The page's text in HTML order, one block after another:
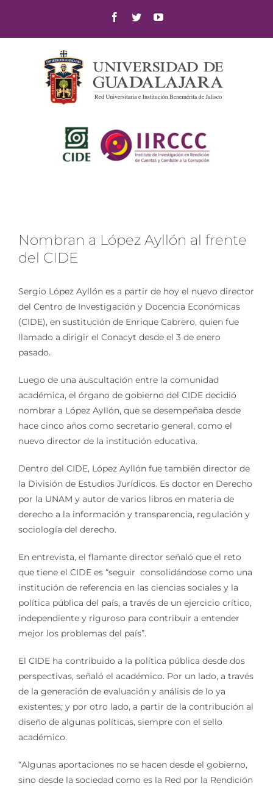
content
Facebook
TwitterYouTube
Nombran a López Ayllón al frente
del CIDE
Sergio López Ayllón es a partir de hoy el nuevo director
del Centro de Investigación y Docencia Económicas
(CIDE), en sustitución de Enrique Cabrero, quien fue
llamado a dirigir el Conacyt desde el 3 de enero
pasado.
Luego de una auscultación entre la comunidad
académica, el órgano de gobierno del CIDE decidió
nombrar a López Ayllón, que se desempeñaba desde
hace cinco años como secretario general, como el
nuevo director de la institución educativa.
Dentro del CIDE, López Ayllón fue también director de
la División de Estudios Jurídicos. Es doctor en Derecho
por la UNAM y autor de varios libros en materia de
derecho a la información y transparencia, regulación y
sociología del derecho.
En entrevista, el flamante director señaló que el reto
que tiene el CIDE es “seguir consolidándose como una
institución de referencia en las ciencias sociales y la
política pública del país, a través de un ejercicio crítico,
independiente y riguroso para contribuir a entender
mejor los problemas del país”.
El CIDE ha contribuido a la política pública desde dos
perspectivas, señaló el académico. Por un lado, a través
de la generación de evaluación y análisis de lo ya
existentes; y por otro lado, a partir de la contribución al
diseño de algunas políticas, siempre con el sello
académico.
“Algunas aportaciones no se hacen desde el gobierno,
sino desde la sociedad como es la Red por la Rendición